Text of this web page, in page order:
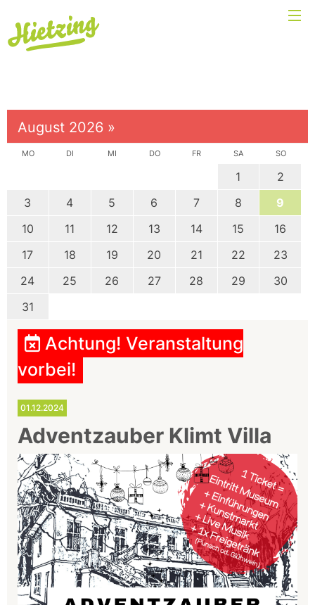
August 2026 »
MO DI MI DO FR SA SO
1
2
3
4 5 6 7 8
9
10
11 12 13 14 15
16
17
18 19 20 21 22
23
24
25 26 27 28 29
30
31
Achtung! Veranstaltung
vorbei!
01.12.2024
Adventzauber Klimt Villa